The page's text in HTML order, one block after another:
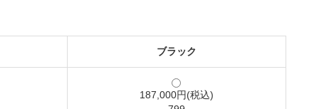
ブラック
187,000円(税込)